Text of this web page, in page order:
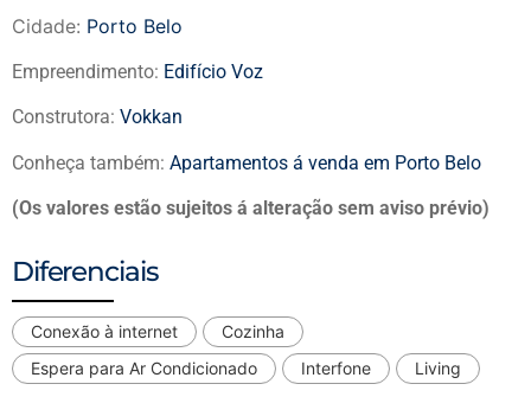
Cidade: Porto Belo
Empreendimento: Edifício Voz
Construtora: Vokkan
Conheça também: Apartamentos á venda em Porto Belo
(Os valores estão sujeitos á alteração sem aviso prévio)
Diferenciais
Conexão à internet
Cozinha
Espera para Ar Condicionado
Interfone Living